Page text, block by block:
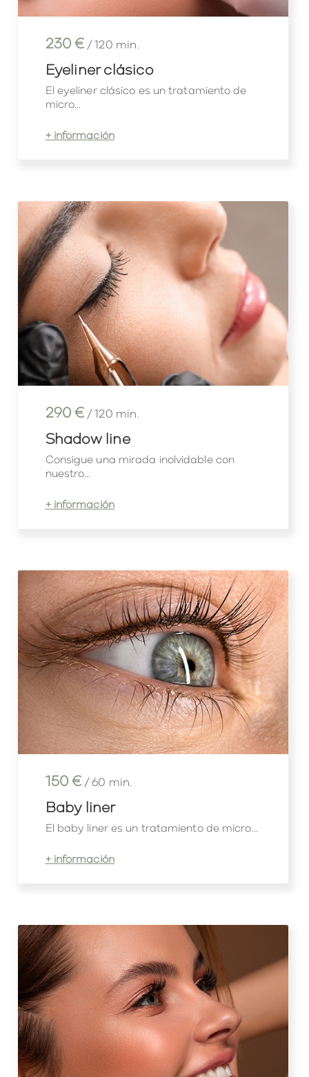
230 € / 120 min.
Eyeliner clásico
El eyeliner clásico es un tratamiento de
micro...
+ información
290 € / 120 min.
Shadow line
Consigue una mirada inolvidable con
nuestro...
+ información
150 € / 60 min.
Baby liner
El baby liner es un tratamiento de micro...
+ información